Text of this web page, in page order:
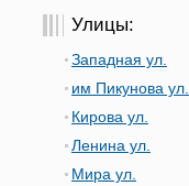
Улицы:
Западная ул.
им Пикунова ул.
Кирова ул.
Ленина ул.
Мира ул.